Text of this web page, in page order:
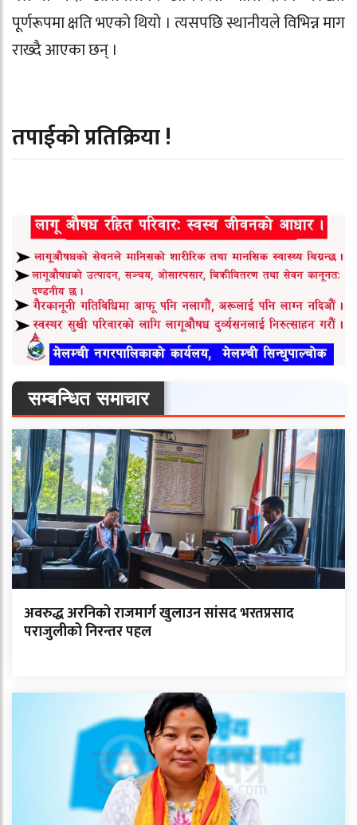
पूर्णरूपमा क्षति भएको थियो । त्यसपछि स्थानीयले विभिन्न माग
राख्दै आएका छन् ।
तपाईको प्रतिक्रिया !
सम्बन्धित समाचार
अवरुद्ध अरनिको राजमार्ग खुलाउन सांसद भरतप्रसाद
पराजुलीको निरन्तर पहल